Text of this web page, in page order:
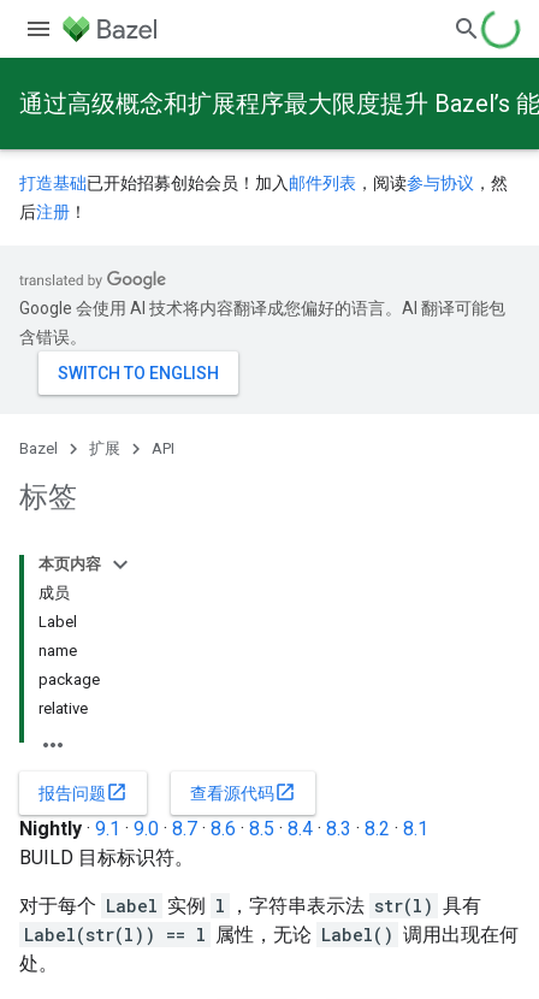
通过高级概念和扩展程序最大限度提升 Bazel’s
打造基础已开始招募创始会员！加入 邮件列表 ，阅读参与协议 ，然
后注册 ！
Google 会使用 AI 技术将内容翻译成您偏好的语言。AI 翻译可能包
含错误。
Bazel 扩展 API
标签
本页内容
成员
Label
name
package
relative
报告问题open_in_new 查看源代码open_in_new
Nightly · 9.1 · 9.0 · 8.7 · 8.6 · 8.5 · 8.4 · 8.3 · 8.2 · 8.1
BUILD 目标标识符。
对于每个 Label 实例 l ，字符串表示法 str(l) 具有
Label(str(l)) == l 属性，无论 Label() 调用出现在何
处。